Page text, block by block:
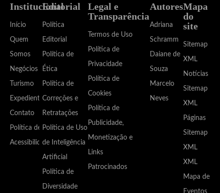
Institucional
Início
Quem
Somos
Negócios
Turismo
Expediente
Contato
Política de
Acessibilidade
Editorial
Política
Editorial
Política de
Ética
Política de
Correções e
Retratações
Política de Uso
de Inteligência
Artificial
Política de
Diversidade
Legal e
Transparência
Termos de Uso
Política de
Privacidade
Política de
Cookies
Política de
Publicidade,
Monetização e
Links
Patrocinados
Autores
Adriana
Schramm
Daiane de
Souza
Marcelo
Neves
Mapa
do
site
Sitemap
XML
Notícias
Sitemap
XML
Páginas
Sitemap
XML
XML
Mapa de
Eventos